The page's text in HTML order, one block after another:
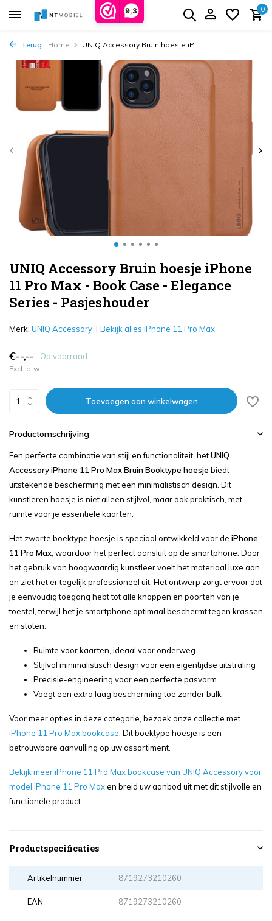
9,3 0
Terug Home UNIQ Accessory Bruin hoesje iP...
UNIQ Accessory Bruin hoesje iPhone
11 Pro Max - Book Case - Elegance
Series - Pasjeshouder
Merk: UNIQ Accessory Bekijk alles iPhone 11 Pro Max
€--,-- Op voorraad
Excl. btw
Toevoegen aan winkelwagen
Productomschrijving
Een perfecte combinatie van stijl en functionaliteit, hetUNIQ
Accessory iPhone 11 Pro Max Bruin Booktype hoesje biedt
uitstekende bescherming met een minimalistisch design. Dit
kunstleren hoesje is niet alleen stijlvol, maar ook praktisch, met
ruimte voor je essentiële kaarten.
Het zwarte boektype hoesje is speciaal ontwikkeld voor de iPhone
11 Pro Max , waardoor het perfect aansluit op de smartphone. Door
het gebruik van hoogwaardig kunstleer voelt het materiaal luxe aan
en ziet het er tegelijk professioneel uit. Het ontwerp zorgt ervoor dat
je eenvoudig toegang hebt tot alle knoppen en poorten van je
toestel, terwijl het je smartphone optimaal beschermt tegen krassen
en stoten.
Ruimte voor kaarten, ideaal voor onderweg
Stijlvol minimalistisch design voor een eigentijdse uitstraling
Precisie-engineering voor een perfecte pasvorm
Voegt een extra laag bescherming toe zonder bulk
Voor meer opties in deze categorie, bezoek onze collectie met
iPhone 11 Pro Max bookcase . Dit boektype hoesje is een
betrouwbare aanvulling op uw assortiment.
Bekijk meer iPhone 11 Pro Max bookcase van UNIQ Accessory voor
model iPhone 11 Pro Maxen breid uw aanbod uit met dit stijlvolle en
functionele product.
Productspecificaties
Artikelnummer 8719273210260
EAN 8719273210260